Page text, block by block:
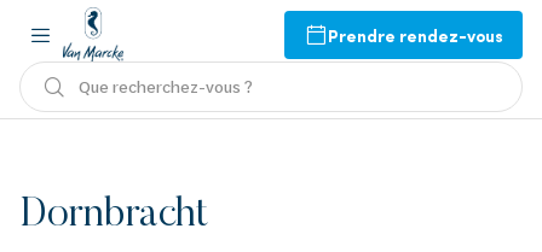
Prendre rendez-vous
Que recherchez-vous ?
Dornbracht